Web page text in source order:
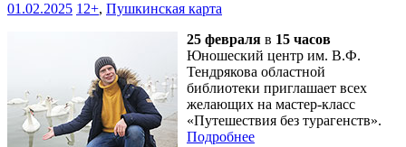
01.02.2025 12+, Пушкинская карта
25 февраля в 15 часов
Юношеский центр им. В.Ф.
Тендрякова областной
библиотеки приглашает всех
желающих на мастер-класс
«Путешествия без турагенств».
Подробнее